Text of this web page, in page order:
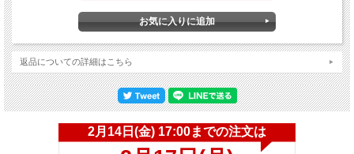
返品についての詳細はこちら